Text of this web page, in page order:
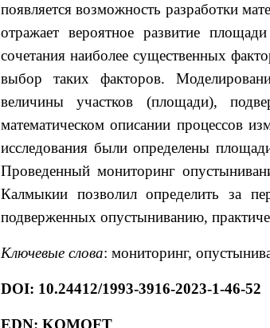
появляется возможность разработки
отражает вероятное развитие
сочетания наиболее существенных
выбор таких факторов.
величины участков (площади),
математическом описании процессов
исследования были определены
Проведенный мониторинг
Калмыкии позволил определить за
подверженных опустыниванию,
Ключевые слова: мониторинг,
DOI: 10.24412/1993-3916-2023-1-46-52